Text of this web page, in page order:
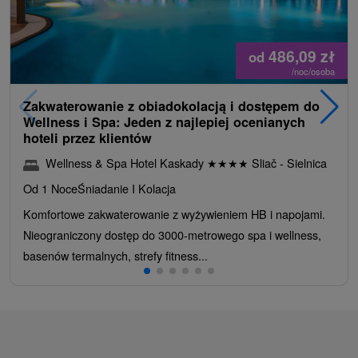
od 486,09 zł
/noc/osoba
Zakwaterowanie z obiadokolacją i dostępem do
Wellness i Spa: Jeden z najlepiej ocenianych
hoteli przez klientów
Wellness & Spa Hotel Kaskady ★★★★ Sliač - Sielnica
Od 1 NoceŚniadanie I Kolacja
Komfortowe zakwaterowanie z wyżywieniem HB i napojami.
Nieograniczony dostęp do 3000-metrowego spa i wellness,
basenów termalnych, strefy fitness...